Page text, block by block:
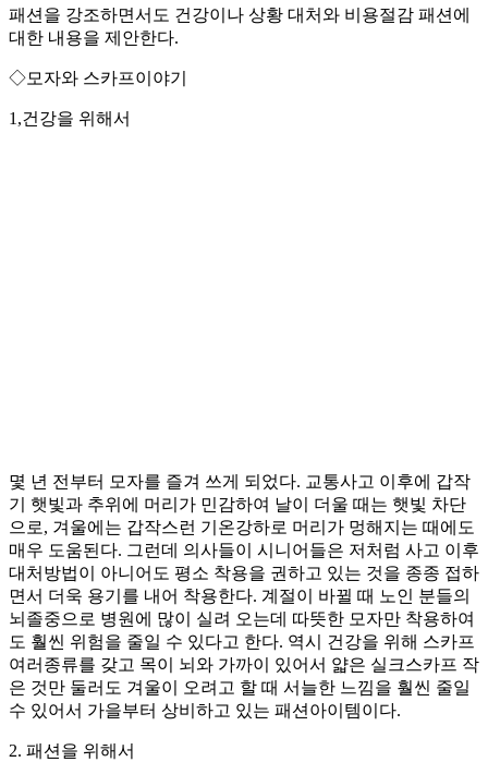
패션을 강조하면서도 건강이나 상황 대처와 비용절감 패션에
대한 내용을 제안한다.
◇모자와 스카프이야기
1,건강을 위해서
몇 년 전부터 모자를 즐겨 쓰게 되었다. 교통사고 이후에 갑작
기 햇빛과 추위에 머리가 민감하여 날이 더울 때는 햇빛 차단
으로, 겨울에는 갑작스런 기온강하로 머리가 멍해지는 때에도
매우 도움된다. 그런데 의사들이 시니어들은 저처럼 사고 이후
대처방법이 아니어도 평소 착용을 권하고 있는 것을 종종 접하
면서 더욱 용기를 내어 착용한다. 계절이 바뀔 때 노인 분들의
뇌졸중으로 병원에 많이 실려 오는데 따뜻한 모자만 착용하여
도 훨씬 위험을 줄일 수 있다고 한다. 역시 건강을 위해 스카프
여러종류를 갖고 목이 뇌와 가까이 있어서 얇은 실크스카프 작
은 것만 둘러도 겨울이 오려고 할 때 서늘한 느낌을 훨씬 줄일
수 있어서 가을부터 상비하고 있는 패션아이템이다.
2. 패션을 위해서